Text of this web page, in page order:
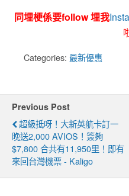
同埋梗係要follow 埋我
Categories: 最新優惠
Previous Post
超級抵呀！大新英航卡訂一
晚送2,000 AVIOS！簽夠
$7,800 合共有11,950里！即有
來回台灣機票 - Kaligo